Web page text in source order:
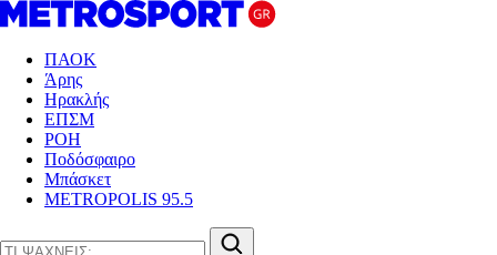
ΠΑΟΚ
Άρης
Ηρακλής
ΕΠΣΜ
ΡΟΗ
Ποδόσφαιρο
Μπάσκετ
METROPOLIS 95.5